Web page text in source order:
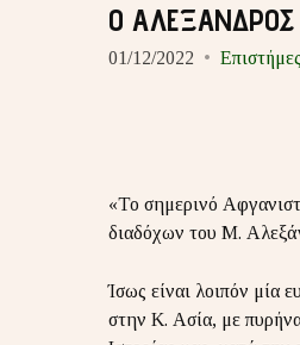
Ο
01/12/2022 Επιστήμες
«Το σημερινό
διαδόχων του Μ.
Ίσως είναι λοιπόν μία
στην Κ. Ασία, με